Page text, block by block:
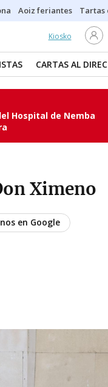
Aoiz feriantes Tartas
Kiosko
CARTAS AL
Hospital de Nemba
Ximeno
en Google